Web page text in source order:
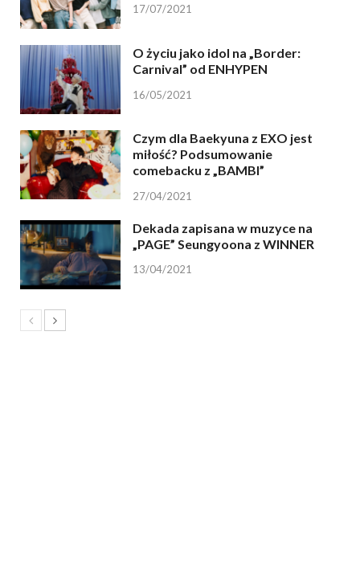
17/07/2021
O życiu jako idol na „Border:
Carnival” od ENHYPEN
16/05/2021
Czym dla Baekyuna z EXO jest
miłość? Podsumowanie
comebacku z „BAMBI”
27/04/2021
Dekada zapisana w muzyce na
„PAGE” Seungyoona z WINNER
13/04/2021